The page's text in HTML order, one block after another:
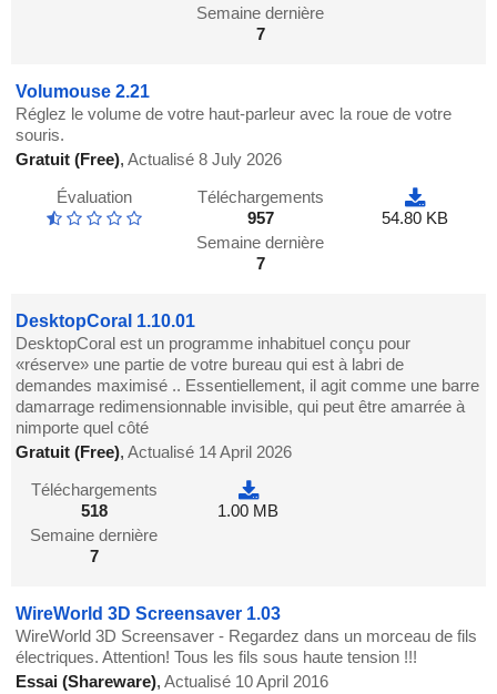
Semaine dernière
7
Volumouse 2.21
Réglez le volume de votre haut-parleur avec la roue de votre
souris.
Gratuit (Free),Actualisé 8 July 2026
Évaluation
Téléchargements
957
Semaine dernière
7
54.80 KB
DesktopCoral 1.10.01
DesktopCoral est un programme inhabituel conçu pour
«réserve» une partie de votre bureau qui est à labri de
demandes maximisé .. Essentiellement, il agit comme une barre
damarrage redimensionnable invisible, qui peut être amarrée à
nimporte quel côté
Gratuit (Free),Actualisé 14 April 2026
Téléchargements
518
Semaine dernière
7
1.00 MB
WireWorld 3D Screensaver 1.03
WireWorld 3D Screensaver - Regardez dans un morceau de fils
électriques. Attention! Tous les fils sous haute tension !!!
Essai (Shareware),Actualisé 10 April 2016